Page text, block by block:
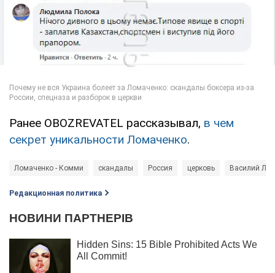
Ранее OBOZREVATEL рассказывал, в чем
секрет уникальности Ломаченко.
Ломаченко - Комми скандалы Россия церковь Василий
Редакционная политика